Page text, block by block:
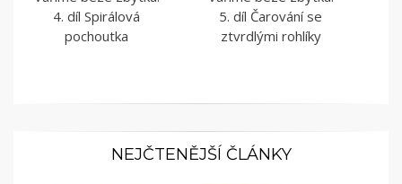
4. díl Spirálová
pochoutka
5. díl Čarování se
ztvrdlými rohlíky
NEJČTENĚJŠÍ ČLÁNKY